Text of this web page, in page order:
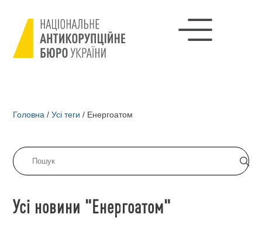
Головна / Усі теги / Енергоатом
Усі новини "Енергоатом"